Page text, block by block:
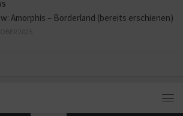
Amorphis – Borderland (bereits erschienen)